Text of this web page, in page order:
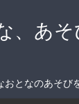
、あそ
おとなのあそび